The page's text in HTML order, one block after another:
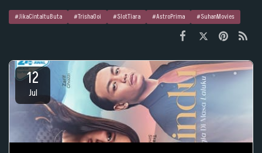
#JikaCintaItuButa #TrishaOoi #SlotTiara #AstroPrima #SuhanMovies
12
Jul